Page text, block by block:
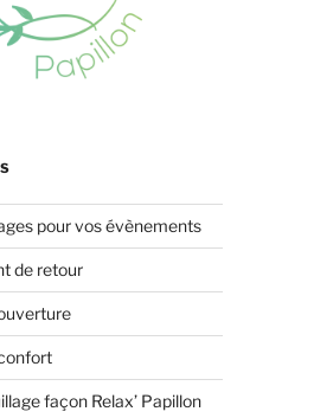
pour vos évènements
de retour
façon Relax’ Papillon